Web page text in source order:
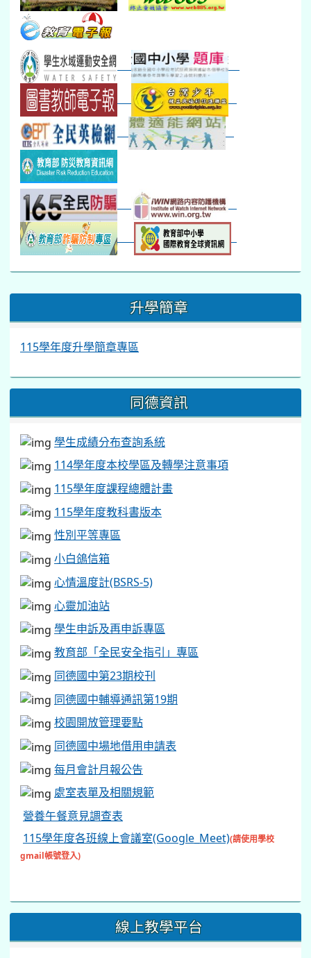
本週_健康檢查週各班器材負責人訓練
發放班級書箱及晨讀...
技藝教育學程說明會...
12:30幹部訓練七年級新生健檢
本週_友善校園週收學生證、換補教科...
本週_圖書館開放借...
開學日
第一週
超額比序暨免試入學...
::: 升學簡章
115學年度升學簡章專區
同德資訊
學生成績分布查詢系統
114學年度本校學區及轉學注意事項
115學年度課程總體計畫
115學年度教科書版本
性別平等專區
小白鴿信箱
心情溫度計(BSRS-5)
心靈加油站
學生申訴及再申訴專區
教育部「全民安全指引」專區
同德國中第23期校刊
同德國中輔導通訊第19期
校園開放管理要點
同德國中場地借用申請表
每月會計月報公告
處室表單及相關規範
營養午餐意見調查表
115學年度各班線上會議室(Google_Meet)(請使用學校
gmail帳號登入)
線上教學平台